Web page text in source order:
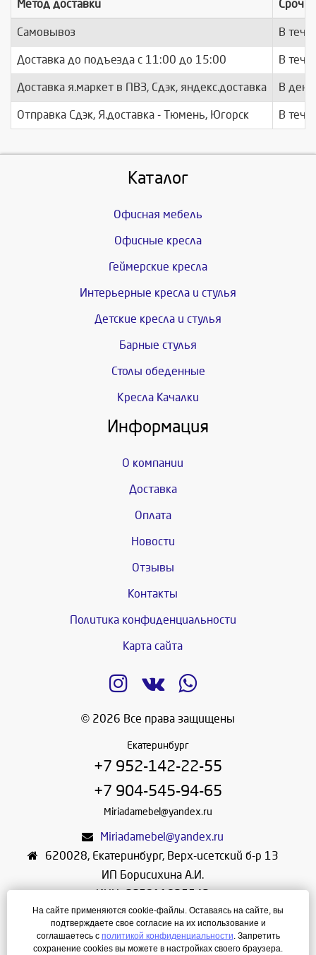
Метод доставки
Самовывоз В
Доставка до подъезда c 11:00 до 15:00 В
Доставка я.маркет в ПВЗ, Сдэк, яндекс.доставка В день
Отправка Сдэк, Я.доставка - Тюмень, Югорск В
Каталог
Офисная мебель
Офисные кресла
Геймерские кресла
Интерьерные кресла и стулья
Детские кресла и стулья
Барные стулья
Столы обеденные
Кресла Качалки
Информация
О компании
Доставка
Оплата
Новости
Отзывы
Контакты
Политика конфиденциальности
Карта сайта
© 2026 Все права защищены
Екатеринбург
+7 952-142-22-55
+7 904-545-94-65
Miriadamebel@yandex.ru
Miriadamebel@yandex.ru
620028, Екатеринбург, Верх-исетский б-р 13
ИП Борисихина А.И.
ИНН: 665811825542
ОГРНИП: 312665804600057
Режим работы: Ежедневно с 10-30 до 19-30
На сайте применяются cookie-файлы. Оставаясь на сайте, вы
подтверждаете свое согласие на их использование и
соглашаетесь с политикой конфиденциальности. Запретить
сохранение cookies вы можете в настройках своего браузера.